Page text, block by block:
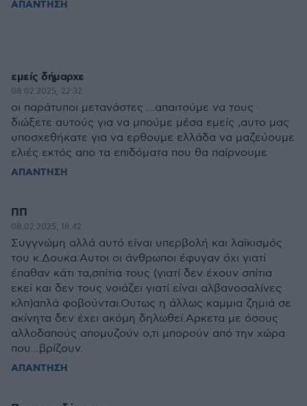
ΑΠΑΝΤΗΣΗ
εμείς δήμαρχε
08.02.2025, 22:32
οι παράτυποι μετανάστες ...απαιτούμε να τους
διώξετε αυτούς για να μπούμε μέσα εμείς ,αυτο μας
υποσχεθήκατε για να ερθουμε ελλάδα να μαζεύουμε
ελιές εκτός απο τα επιδόματα που θα παίρνουμε
ΑΠΑΝΤΗΣΗ
ΠΠ
08.02.2025, 18:42
Συγγνώμη αλλά αυτό είναι υπερβολή και λαϊκισμός
του κ.Δουκα.Αυτοι οι άνθρωποι έφυγαν όχι γιατί
έπαθαν κάτι τα,σπίτια τους (γιατί δεν έχουν σπίτια
εκεί και δεν τους νοιάζει γιατί είναι αλβανοσαλίνες
κλπ)απλά φοβούνται.Ουτως η άλλως καμμια ζημιά σε
ακίνητα δεν έχει ακόμη δηλωθεί.Αρκετα με όσους
αλλοδαπούς απομυζούν ο,τι μπορούν από την χώρα
που...βρίζουν.
ΑΠΑΝΤΗΣΗ